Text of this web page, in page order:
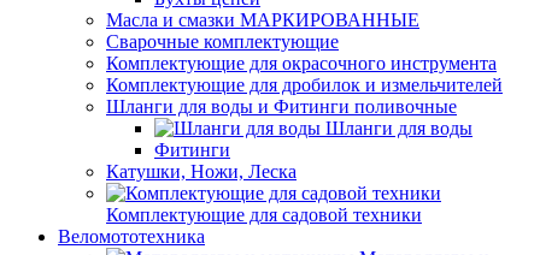
Масла и смазки МАРКИРОВАННЫЕ
Сварочные комплектующие
Комплектующие для окрасочного инструмента
Комплектующие для дробилок и измельчителей
Шланги для воды и Фитинги поливочные
Шланги для воды
Фитинги
Катушки, Ножи, Леска
Комплектующие для садовой техники
Веломототехника